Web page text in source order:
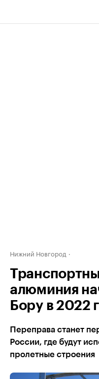
Нижний Новгород
алюминия
Бору в 2022
Переправа станет
России, где будут
пролетные строения